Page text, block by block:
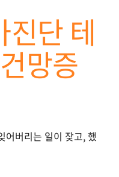
단 테
망증
어버리는 일이 잦고, 했